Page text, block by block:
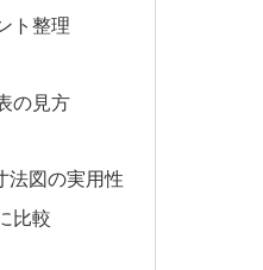
ト整理
の見方
法図の実用性
比較